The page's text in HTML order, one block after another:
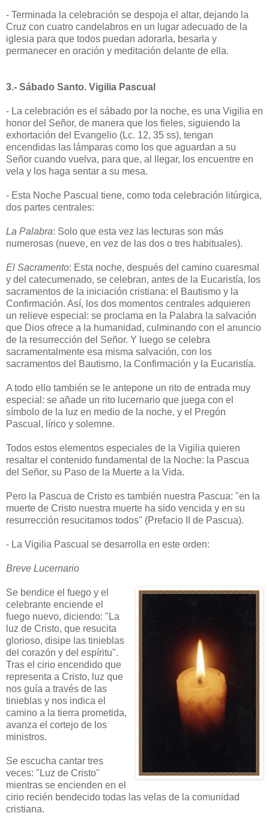
- Terminada la celebración se despoja el altar, dejando la
Cruz con cuatro candelabros en un lugar adecuado de la
iglesia para que todos puedan adorarla, besarla y
permanecer en oración y meditación delante de ella.
3.- Sábado Santo. Vigilia Pascual
- La celebración es el sábado por la noche, es una Vigilia en
honor del Señor, de manera que los fieles, siguiendo la
exhortación del Evangelio (Lc. 12, 35 ss), tengan
encendidas las lámparas como los que aguardan a su
Señor cuando vuelva, para que, al llegar, los encuentre en
vela y los haga sentar a su mesa.
- Esta Noche Pascual tiene, como toda celebración litúrgica,
dos partes centrales:
La Palabra: Solo que esta vez las lecturas son más
numerosas (nueve, en vez de las dos o tres habituales).
El Sacramento: Esta noche, después del camino cuaresmal
y del catecumenado, se celebran, antes de la Eucaristía, los
sacramentos de la iniciación cristiana: el Bautismo y la
Confirmación. Así, los dos momentos centrales adquieren
un relieve especial: se proclama en la Palabra la salvación
que Dios ofrece a la humanidad, culminando con el anuncio
de la resurrección del Señor. Y luego se celebra
sacramentalmente esa misma salvación, con los
sacramentos del Bautismo, la Confirmación y la Eucaristía.
A todo ello también se le antepone un rito de entrada muy
especial: se añade un rito lucernario que juega con el
símbolo de la luz en medio de la noche, y el Pregón
Pascual, lírico y solemne.
Todos estos elementos especiales de la Vigilia quieren
resaltar el contenido fundamental de la Noche: la Pascua
del Señor, su Paso de la Muerte a la Vida.
Pero la Pascua de Cristo es también nuestra Pascua: "en la
muerte de Cristo nuestra muerte ha sido vencida y en su
resurrección resucitamos todos" (Prefacio II de Pascua).
- La Vigilia Pascual se desarrolla en este orden:
Breve Lucernario
Se bendice el fuego y el
celebrante enciende el
fuego nuevo, diciendo: "La
luz de Cristo, que resucita
glorioso, disipe las tinieblas
del corazón y del espíritu".
Tras el cirio encendido que
representa a Cristo, luz que
nos guía a través de las
tinieblas y nos indica el
camino a la tierra prometida,
avanza el cortejo de los
ministros.
Se escucha cantar tres
veces: "Luz de Cristo"
mientras se encienden en el
cirio recién bendecido todas las velas de la comunidad
cristiana.